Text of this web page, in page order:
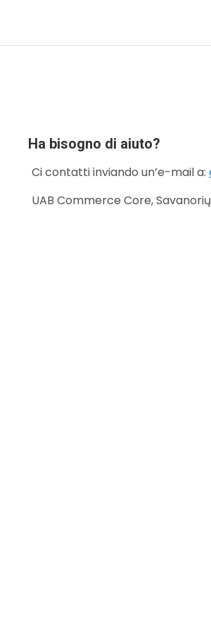
Ha bisogno di aiuto?
Ci contatti inviando un’e-mail a:
UAB Commerce Core,